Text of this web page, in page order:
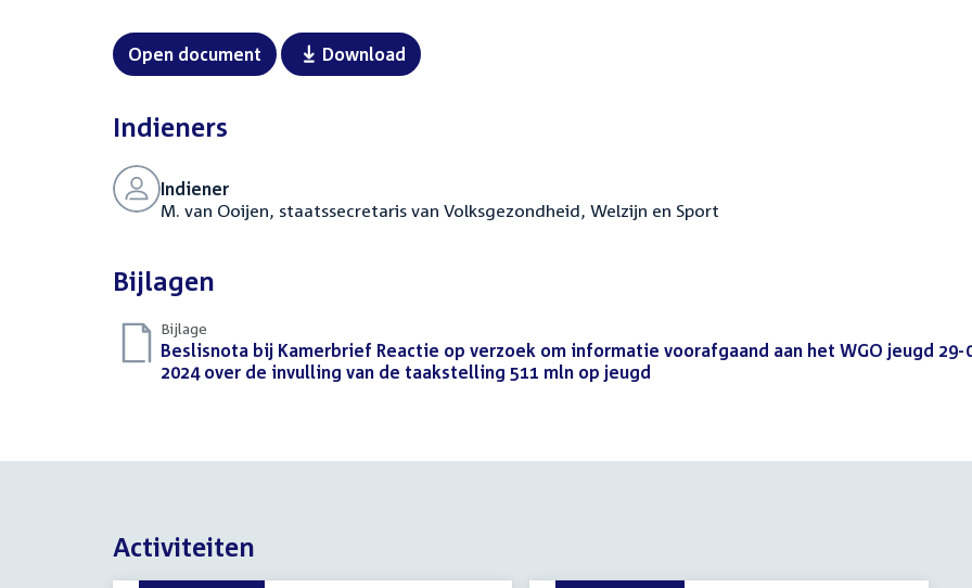
Open document Download
Indieners
Indiener
M. van Ooijen, staatssecretaris van Volksgezondheid, Welzijn en Sport
Bijlagen
Bijlage
Download
bestand:
Beslisnota bij Kamerbrief Reactie op verzoek om informatie voorafgaand aan het WGO jeugd 29-
2024 over de invulling van de taakstelling 511 mln op jeugd
Activiteiten